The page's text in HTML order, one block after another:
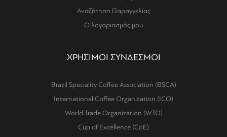
Αναζήτηση Παραγγελίας
Ο λογαριασμός μου
ΧΡΗΣΙΜΟΙ ΣΥΝΔΕΣΜΟΙ
Brazil Speciality Coffee Association (BSCA)
International Coffee Organization (ICO)
World Trade Organization (WTO)
Cup of Excellence (CoE)